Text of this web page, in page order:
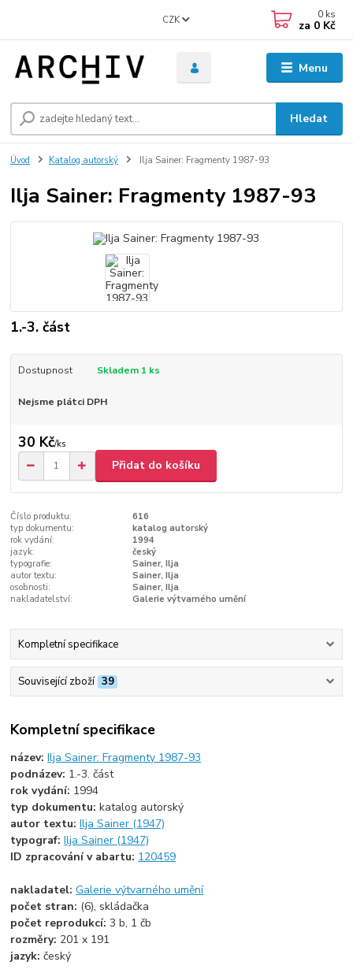
Menu
CZK
Hledat
0 ks
za 0 Kč
Úvod Katalog autorský Ilja Sainer: Fragmenty 1987-93
Ilja Sainer: Fragmenty 1987-93
1.-3. část
Dostupnost Skladem 1 ks
Nejsme plátci DPH
30 Kč/ks
Přidat do košíku
Číslo produktu:
616
typ dokumentu:
katalog autorský
rok vydání:
1994
jazyk:
český
typografie:
Sainer, Ilja
autor textu:
Sainer, Ilja
osobnosti:
Sainer, Ilja
nakladatelství:
Galerie výtvarného umění
Kompletní specifikace
Související zboží 39
Kompletní specifikace
název:Ilja Sainer: Fragmenty 1987-93
podnázev: 1.-3. část
rok vydání: 1994
typ dokumentu:katalog autorský
autor textu:Ilja Sainer (1947)
typograf:Ilja Sainer (1947)
ID zpracování v abartu: 120459
nakladatel:Galerie výtvarného umění
počet stran: (6), skládačka
počet reprodukcí:3 b, 1 čb
rozměry: 201 x 191
jazyk:český